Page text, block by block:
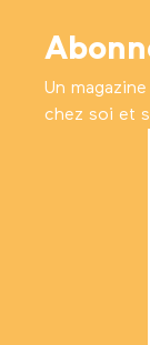
Un
chez soi et